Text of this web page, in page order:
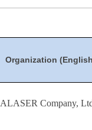
Organization
ALASER Company,